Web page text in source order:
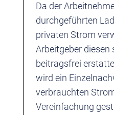
Da der
durchgeführten
privaten Strom
Arbeitgeber diesen
beitragsfrei
wird ein
verbrauchten
Vereinfachung